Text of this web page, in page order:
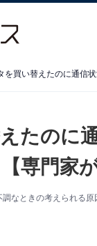
を買い替えたのに通信
たのに
専門家が
なときの考えられる